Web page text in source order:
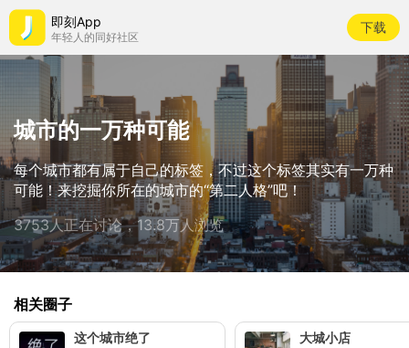
即刻App
年轻人的同好社区
下载
城市的一万种可能
每个城市都有属于自己的标签，不过这个标签其实有一万种
可能！来挖掘你所在的城市的“第二人格”吧！
3753人正在讨论，13.8万人浏览
相关圈子
这个城市绝了 大城小店